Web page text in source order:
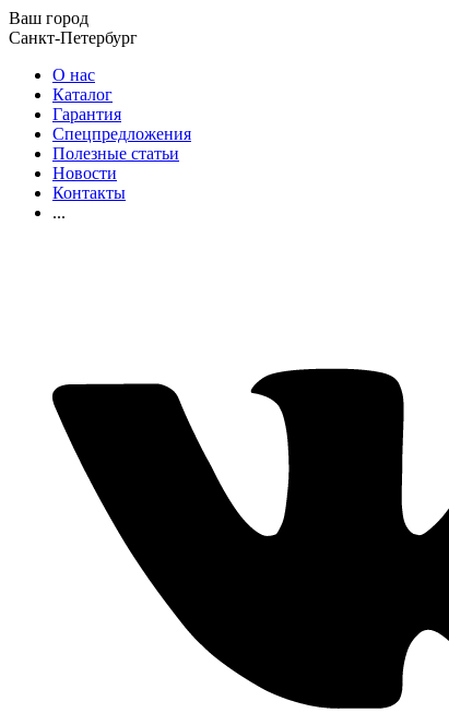
Ваш город
Санкт-Петербург
О нас
Каталог
Гарантия
Спецпредложения
Полезные статьи
Новости
Контакты
...